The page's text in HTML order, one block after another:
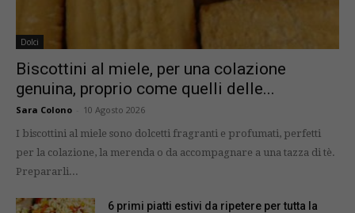
Dolci
Biscottini al miele, per una colazione
genuina, proprio come quelli delle...
Sara Colono
10 Agosto 2026
I biscottini al miele sono dolcetti fragranti e profumati, perfetti
per la colazione, la merenda o da accompagnare a una tazza di tè.
Prepararli...
6 primi piatti estivi da ripetere per tutta la